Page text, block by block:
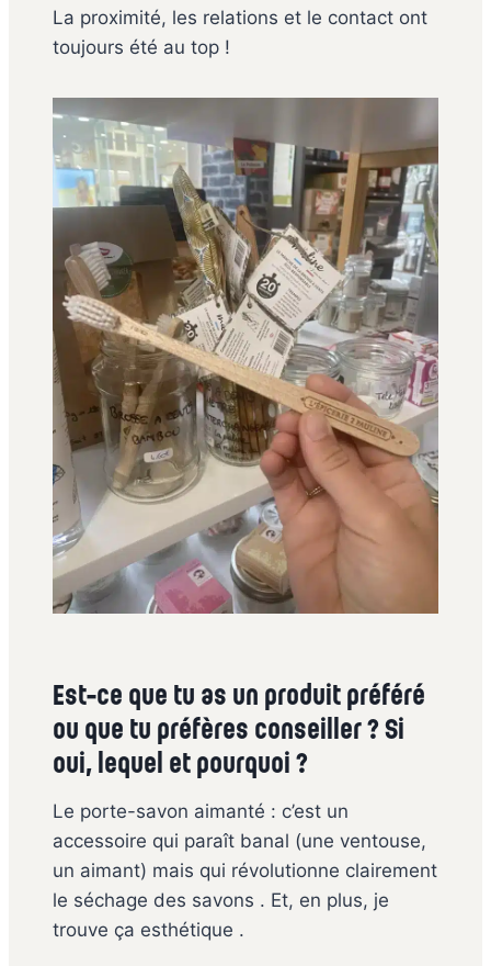
La proximité, les relations et le contact ont
toujours été au top !
Est-ce que tu as un produit préféré
ou que tu préfères conseiller ? Si
oui, lequel et pourquoi ?
Le porte-savon aimanté : c’est un
accessoire qui paraît banal (une ventouse,
un aimant) mais qui révolutionne clairement
le séchage des savons . Et, en plus, je
trouve ça esthétique .